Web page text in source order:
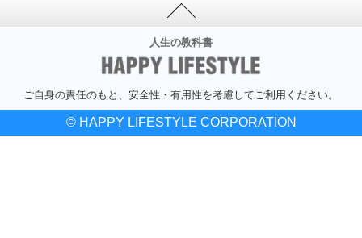
人生の教科書
ご自身の責任のもと、安全性・有用性を考慮してご利用ください。
© HAPPY LIFESTYLE CORPORATION